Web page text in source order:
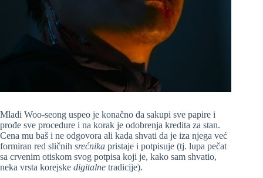
Mladi Woo-seong uspeo je konačno da sakupi sve papire i
prođe sve procedure i na korak je odobrenja kredita za stan.
Cena mu baš i ne odgovora ali kada shvati da je iza njega već
formiran red sličnih srećnika pristaje i potpisuje (tj. lupa pečat
sa crvenim otiskom svog potpisa koji je, kako sam shvatio,
neka vrsta korejske digitalne tradicije).